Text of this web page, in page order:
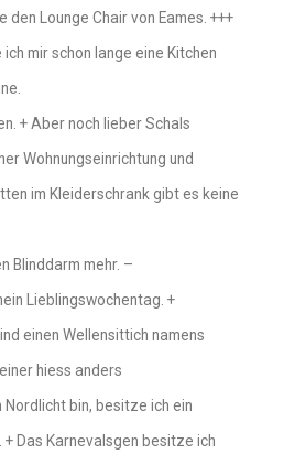
den Lounge Chair von Eames. +++
ich mir schon lange eine Kitchen
+ Aber noch lieber Schals
Wohnungseinrichtung und
im Kleiderschrank gibt es keine
Blinddarm mehr. –
Lieblingswochentag. +
einen Wellensittich namens
hiess anders
Nordlicht bin, besitze ich ein
+ Das Karnevalsgen besitze ich